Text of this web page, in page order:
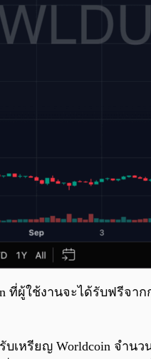
ที่ผู้ใช้งานจะได้รับฟรีจ
หรียญ Worldcoin จำน